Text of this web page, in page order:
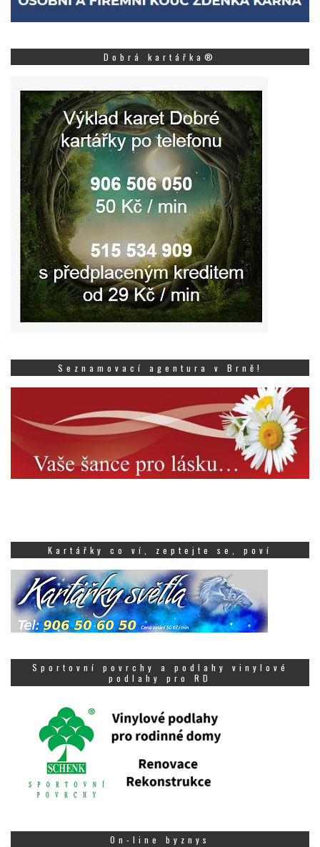
Dobrá kartářka®
Seznamovací agentura v Brně!
Kartářky co ví, zeptejte se, poví
Sportovní povrchy a podlahy vinylové
podlahy pro RD
On-line byznys